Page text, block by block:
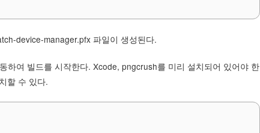
device-manager.pfx 파일이 생성된다.
하여 빌드를 시작한다. Xcode, pngcrush를 미리 설치되어 있어야 한
할 수 있다.